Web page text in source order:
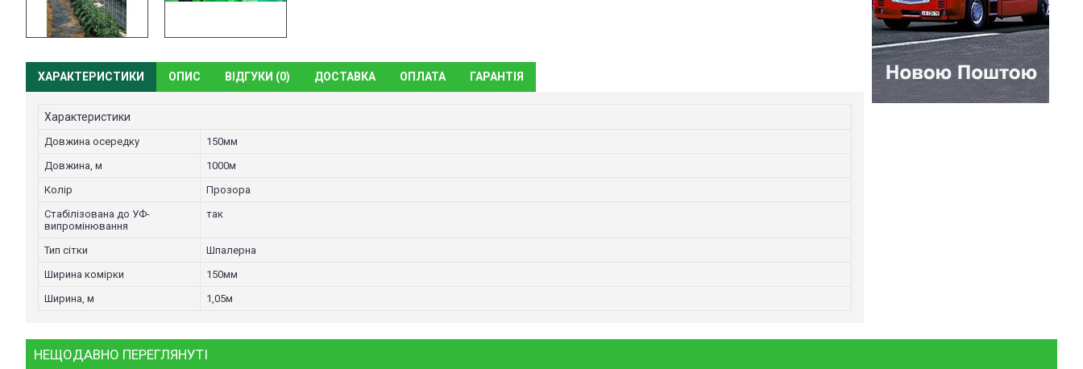
ХАРАКТЕРИСТИКИ ОПИС ВІДГУКИ (0) ДОСТАВКА ОПЛАТА ГАРАНТІЯ
Характеристики
Довжина осередку
150мм
Довжина, м
1000м
Колір
Прозора
Стабілізована до УФ-
випромінювання
так
Тип сітки
Шпалерна
Ширина комірки
150мм
Ширина, м
1,05м
НЕЩОДАВНО ПЕРЕГЛЯНУТІ